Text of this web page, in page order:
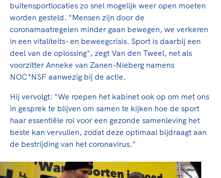
Lees verder
langs de lijn, in de kleedkamer, kantine en online?
En wat mag vooral niet? Een gedragscode geeft
hier richting aan en is dus een belangrijk
onderdeel van het clubbeleid rondom gewenst en
ongewenst gedrag.
Lees verder
Lees verder
buitensportlocaties zo snel mogelijk weer open moeten
worden gesteld. "Mensen zijn door de
coronamaatregelen minder gaan bewegen, we verkeren
in een vitaliteits- en beweegcrisis. Sport is daarbij een
deel van de oplossing", zegt Van den Tweel, net als
voorzitter Anneke van Zanen-Nieberg namens
NOC*NSF aanwezig bij de actie.
Hij vervolgt: "We roepen het kabinet ook op om met ons
in gesprek te blijven om samen te kijken hoe de sport
haar essentiële rol voor een gezonde samenleving het
beste kan vervullen, zodat deze optimaal bijdraagt aan
de bestrijding van het coronavirus."